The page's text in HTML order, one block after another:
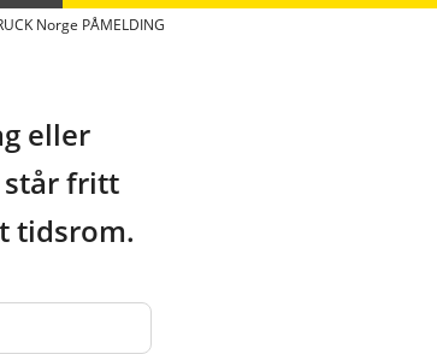
Norge PÅMELDING
eller
står fritt
tidsrom.